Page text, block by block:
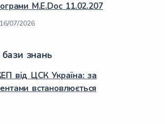
M.E.Doc 11.02.207
16/07/2026
знань
від ЦСК Україна: за
встановлюється